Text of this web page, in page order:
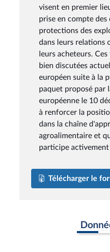
visent en premier
prise en compte
protections des
dans leurs relations
leurs acheteurs.
bien discutées
européen suite à la
paquet proposé par
européenne le 10
à renforcer la
dans la chaîne
agroalimentaire et
participe activement
Télécharger le